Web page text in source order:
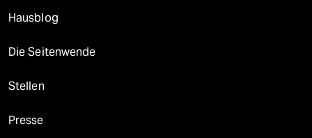
Hausblog
Die Seitenwende
Stellen
Presse